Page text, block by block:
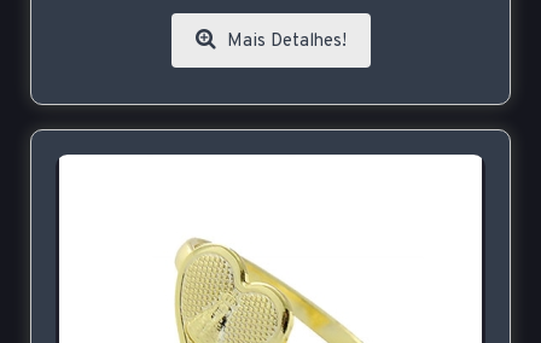
Mais Detalhes!